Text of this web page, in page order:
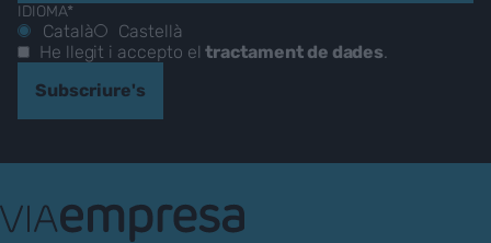
IDIOMA*
Català
Castellà
He llegit i accepto eltractament de dades
Subscriure's